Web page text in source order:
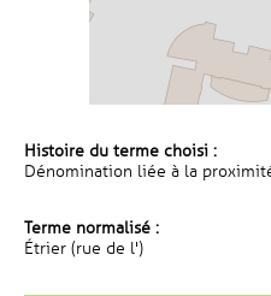
Histoire du terme choisi :
Dénomination liée à la
Terme normalisé :
Étrier (rue de l')